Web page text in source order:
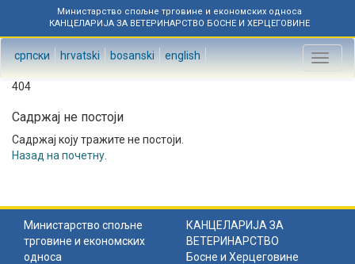
Министарство спољне трговине и економских односа
КАНЦЕЛАРИЈА ЗА ВЕТЕРИНАРСТВО БОСНЕ И ХЕРЦЕГОВИНЕ
српски hrvatski bosanski english
Toggle
404
Садржај не постоји
Садржај коју тражите не постоји.
Назад на почетну
Министарство спољне
трговине и економских
односа
КАНЦЕЛАРИЈА ЗА
ВЕТЕРИНАРСТВО
Босне и Херцеговине